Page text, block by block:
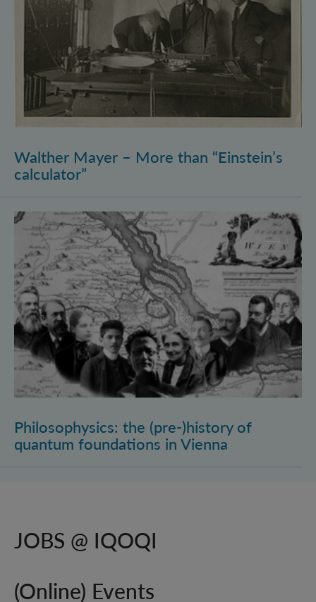
Walther Mayer – More than “Einstein’s
calculator”
Philosophysics: the (pre-)history of quantum
Philosophysics: the (pre-)history of
quantum foundations in Vienna
JOBS @ IQOQI
(Online) Events